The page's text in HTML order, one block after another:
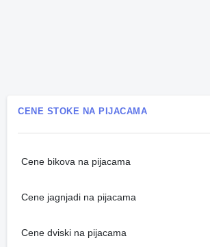
CENE STOKE NA PIJACAMA
Cene bikova na pijacama
Cene jagnjadi na pijacama
Cene dviski na pijacama